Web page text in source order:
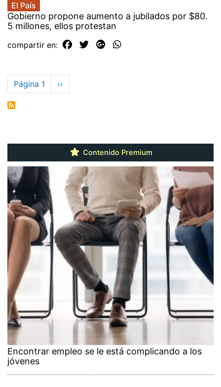
El País
Gobierno propone aumento a jubilados por $80.
5 millones, ellos protestan
compartir en:
Paginación
Página 1
Siguiente
página
››
Contenido Premium
Encontrar empleo se le está complicando a los
jóvenes